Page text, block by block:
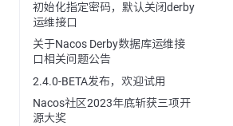
初始化指定密码，默认关闭derby
运维接口
关于Nacos Derby数据库运维接
口相关问题公告
2.4.0-BETA发布，欢迎试用
Nacos社区2023年底斩获三项开
源大奖